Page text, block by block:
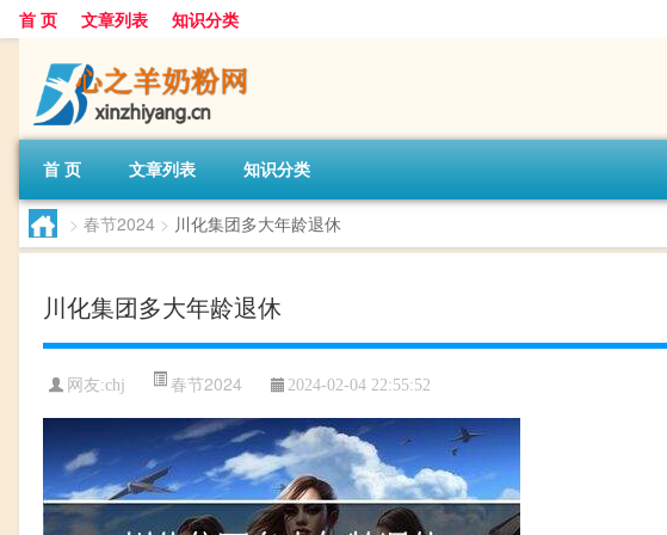
首 页 文章列表 知识分类
首 页 文章列表 知识分类
> 春节2024 > 川化集团多大年龄退休
川化集团多大年龄退休
网友:chj 春节2024 2024-02-04 22:55:52